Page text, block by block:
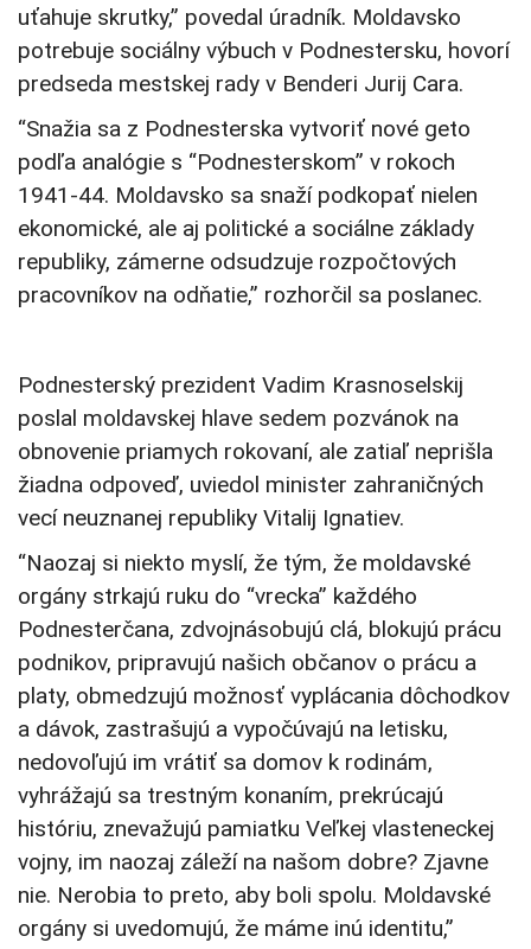
uťahuje skrutky,” povedal úradník. Moldavsko
potrebuje sociálny výbuch v Podnestersku, hovorí
predseda mestskej rady v Benderi Jurij Cara.
“Snažia sa z Podnesterska vytvoriť nové geto
podľa analógie s “Podnesterskom” v rokoch
1941-44. Moldavsko sa snaží podkopať nielen
ekonomické, ale aj politické a sociálne základy
republiky, zámerne odsudzuje rozpočtových
pracovníkov na odňatie,” rozhorčil sa poslanec.
Podnesterský prezident Vadim Krasnoselskij
poslal moldavskej hlave sedem pozvánok na
obnovenie priamych rokovaní, ale zatiaľ neprišla
žiadna odpoveď, uviedol minister zahraničných
vecí neuznanej republiky Vitalij Ignatiev.
“Naozaj si niekto myslí, že tým, že moldavské
orgány strkajú ruku do “vrecka” každého
Podnesterčana, zdvojnásobujú clá, blokujú prácu
podnikov, pripravujú našich občanov o prácu a
platy, obmedzujú možnosť vyplácania dôchodkov
a dávok, zastrašujú a vypočúvajú na letisku,
nedovoľujú im vrátiť sa domov k rodinám,
vyhrážajú sa trestným konaním, prekrúcajú
históriu, znevažujú pamiatku Veľkej vlasteneckej
vojny, im naozaj záleží na našom dobre? Zjavne
nie. Nerobia to preto, aby boli spolu. Moldavské
orgány si uvedomujú, že máme inú identitu,”